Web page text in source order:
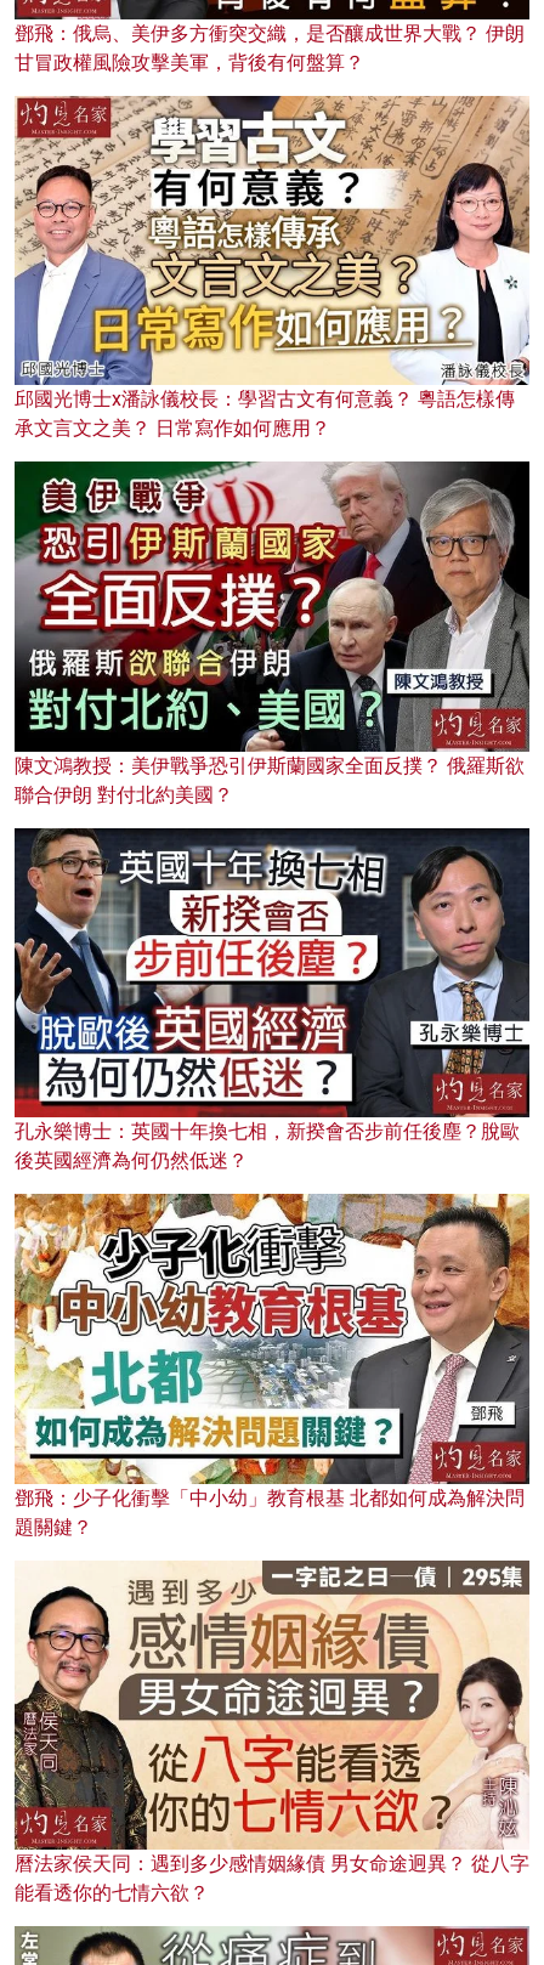
鄧飛：俄烏、美伊多方衝突交織，是否釀成世界大戰？ 伊朗
甘冒政權風險攻擊美軍，背後有何盤算？
邱國光博士x潘詠儀校長：學習古文有何意義？ 粵語怎樣傳
承文言文之美？ 日常寫作如何應用？
陳文鴻教授：美伊戰爭恐引伊斯蘭國家全面反撲？ 俄羅斯欲
聯合伊朗 對付北約美國？
孔永樂博士：英國十年換七相，新揆會否步前任後塵？脫歐
後英國經濟為何仍然低迷？
鄧飛：少子化衝擊「中小幼」教育根基 北都如何成為解決問
題關鍵？
曆法家侯天同：遇到多少感情姻緣債 男女命途迥異？ 從八字
能看透你的七情六欲？